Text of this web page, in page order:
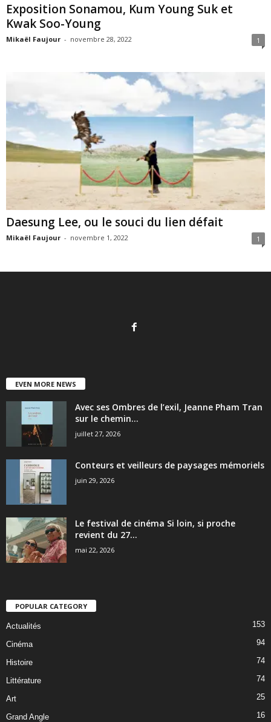
Exposition Sonamou, Kum Young Suk et
Kwak Soo-Young
Mikaël Faujour - novembre 28, 2022 1
Daesung Lee, ou le souci du lien défait
Mikaël Faujour - novembre 1, 2022 1
EVEN MORE NEWS
Avec ses Ombres de l’exil, Jeanne Pham Tran
sur le chemin...
juillet 27, 2026
Conteurs et veilleurs de paysages mémoriels
juin 29, 2026
Le festival de cinéma Si loin, si proche
revient du 27...
mai 22, 2026
POPULAR CATEGORY
Actualités 153
Cinéma 94
Histoire 74
Littérature 74
Art 25
Grand Angle 16